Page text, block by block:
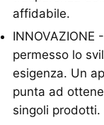
affidabile.
permesso lo
esigenza. Un
punta ad
singoli prodotti.